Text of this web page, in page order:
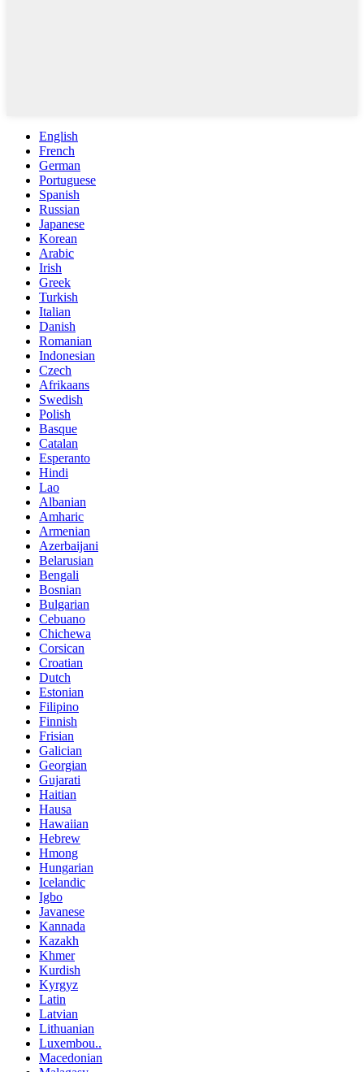
English
French
German
Portuguese
Spanish
Russian
Japanese
Korean
Arabic
Irish
Greek
Turkish
Italian
Danish
Romanian
Indonesian
Czech
Afrikaans
Swedish
Polish
Basque
Catalan
Esperanto
Hindi
Lao
Albanian
Amharic
Armenian
Azerbaijani
Belarusian
Bengali
Bosnian
Bulgarian
Cebuano
Chichewa
Corsican
Croatian
Dutch
Estonian
Filipino
Finnish
Frisian
Galician
Georgian
Gujarati
Haitian
Hausa
Hawaiian
Hebrew
Hmong
Hungarian
Icelandic
Igbo
Javanese
Kannada
Kazakh
Khmer
Kurdish
Kyrgyz
Latin
Latvian
Lithuanian
Luxembou..
Macedonian